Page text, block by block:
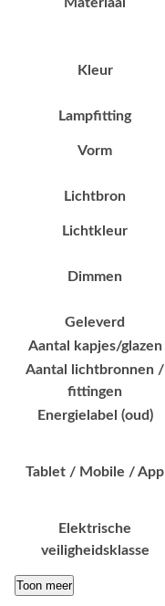
Kleur
Lampfitting
Vorm
Lichtbron
Lichtkleur
Dimmen
Geleverd
Aantal kapjes/glazen
Aantal lichtbronnen /
fittingen
Energielabel (oud)
Tablet / Mobile / App
Elektrische
veiligheidsklasse
Toon meer